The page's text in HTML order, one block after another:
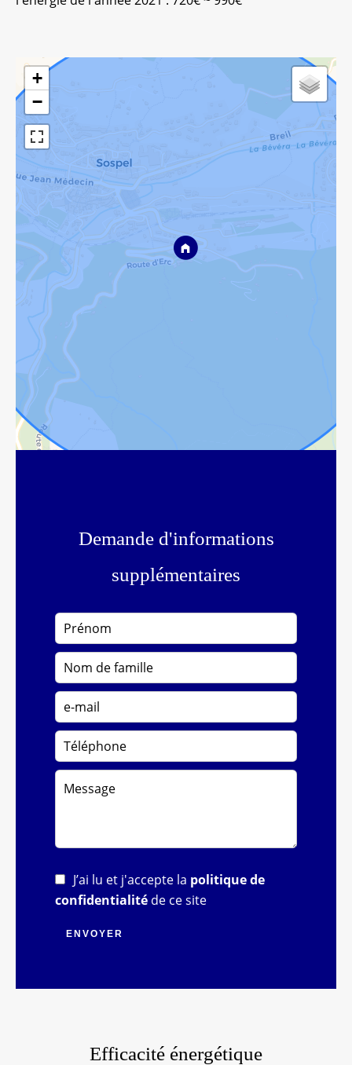
+
−
Demande d'informations
supplémentaires
J’ai lu et j'accepte la politique de
confidentialité de ce site
ENVOYER
Efficacité énergétique